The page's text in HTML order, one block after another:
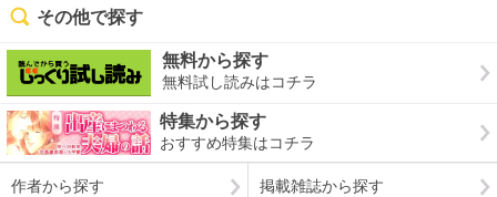
その他で探す
無料から探す
無料試し読みはコチラ
特集から探す
おすすめ特集はコチラ
作者から探す 掲載雑誌から探す